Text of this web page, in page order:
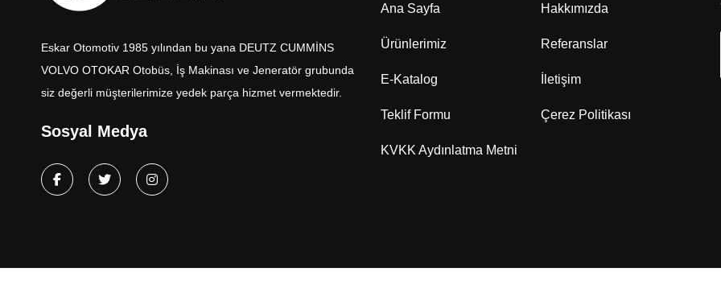
Eskar Otomotiv 1985 yılından bu yana DEUTZ CUMMİNS
VOLVO OTOKAR Otobüs, İş Makinası ve Jeneratör grubunda
siz değerli müşterilerimize yedek parça hizmet vermektedir.
Sosyal Medya
Ana Sayfa Hakkımızda
Ürünlerimiz Referanslar
E-Katalog İletişim
Teklif Formu Çerez Politikası
KVKK Aydınlatma Metni